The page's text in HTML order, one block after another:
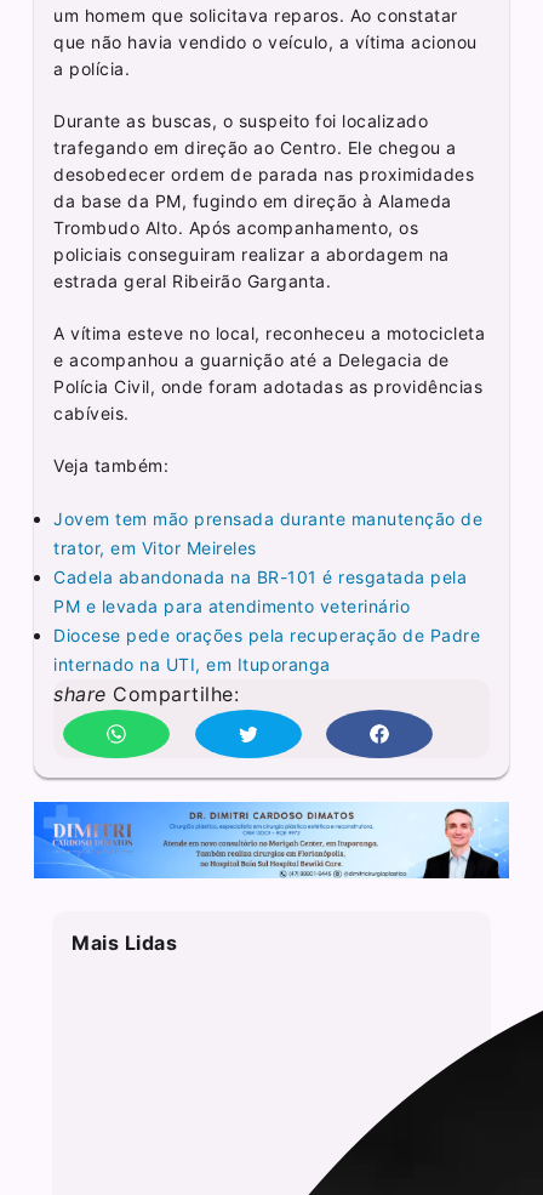
um homem que solicitava reparos. Ao constatar
que não havia vendido o veículo, a vítima acionou
a polícia.
Durante as buscas, o suspeito foi localizado
trafegando em direção ao Centro. Ele chegou a
desobedecer ordem de parada nas proximidades
da base da PM, fugindo em direção à Alameda
Trombudo Alto. Após acompanhamento, os
policiais conseguiram realizar a abordagem na
estrada geral Ribeirão Garganta.
A vítima esteve no local, reconheceu a motocicleta
e acompanhou a guarnição até a Delegacia de
Polícia Civil, onde foram adotadas as providências
cabíveis.
Veja também:
Jovem tem mão prensada durante manutenção de
trator, em Vitor Meireles
Cadela abandonada na BR-101 é resgatada pela
PM e levada para atendimento veterinário
Diocese pede orações pela recuperação de Padre
internado na UTI, em Ituporanga
share Compartilhe:
Mais Lidas